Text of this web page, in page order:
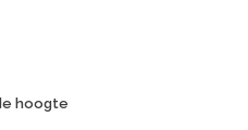
hoogte